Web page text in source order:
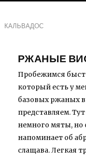
КАЛЬВАДОС
РЖАНЫЕ
Пробежимся
который есть у
базовых ржаных
представляем.
немного мяты, но
напоминает об
слащава. Легкая